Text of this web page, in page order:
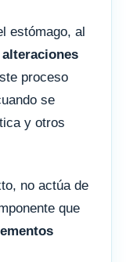
estómago, al
alteraciones
proceso
se
y otros
no actúa de
que